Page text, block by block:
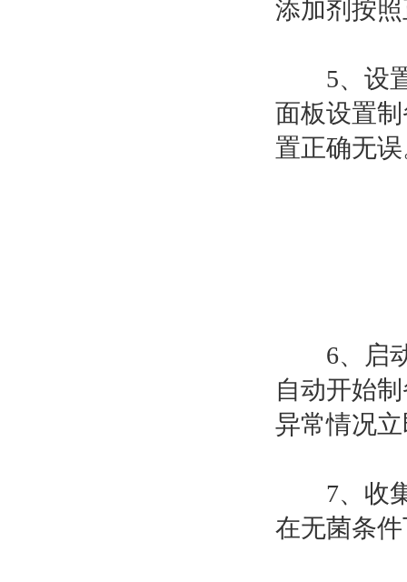
添加剂按
5、设置
面板设置
置正确无
6、启动
自动开始
异常情况
7、收集
在无菌条